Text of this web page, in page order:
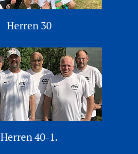
Herren 30
Herren 40-1.